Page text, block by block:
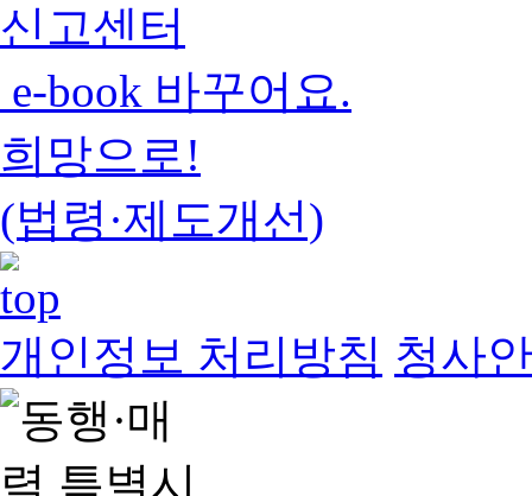
신고센터
e-book 바꾸어요.
희망으로!
(법령·제도개선)
개인정보 처리방침 청사